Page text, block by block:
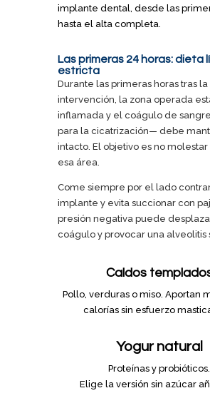
implante dental, desde las
hasta el alta completa.
Las primeras 24 horas: dieta
estricta
Durante las primeras horas tras la
intervención, la zona operada
inflamada y el coágulo de
para la cicatrización— debe
intacto. El objetivo es no
esa área.
Come siempre por el lado
implante y evita succionar con
presión negativa puede
coágulo y provocar una alveolitis
Caldos
Pollo, verduras o miso. Aportan
calorías sin esfuerzo
Yogur natural
Proteínas y probióticos.
Elige la versión sin azúcar